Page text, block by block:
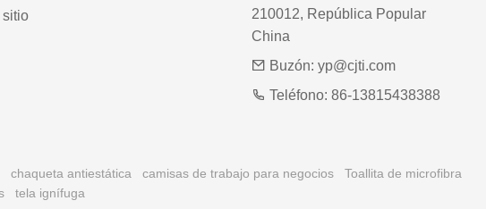
sitio
210012, República Popular
China
Buzón: yp@cjti.com
Teléfono: 86-13815438388
chaqueta antiestática camisas de trabajo para negocios
Toallita de microfibra
tela ignífuga